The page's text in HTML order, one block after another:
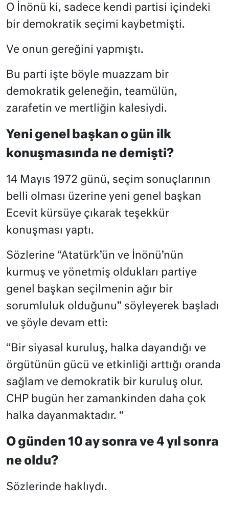
O İnönü ki, sadece kendi partisi içindeki
bir demokratik seçimi kaybetmişti.
Ve onun gereğini yapmıştı.
Bu parti işte böyle muazzam bir
demokratik geleneğin, teamülün,
zarafetin ve mertliğin kalesiydi.
Yeni genel başkan o gün ilk
konuşmasında ne demişti?
14 Mayıs 1972 günü, seçim sonuçlarının
belli olması üzerine yeni genel başkan
Ecevit kürsüye çıkarak teşekkür
konuşması yaptı.
Sözlerine “Atatürk’ün ve İnönü’nün
kurmuş ve yönetmiş oldukları partiye
genel başkan seçilmenin ağır bir
sorumluluk olduğunu” söyleyerek başladı
ve şöyle devam etti:
“Bir siyasal kuruluş, halka dayandığı ve
örgütünün gücü ve etkinliği arttığı oranda
sağlam ve demokratik bir kuruluş olur.
CHP bugün her zamankinden daha çok
halka dayanmaktadır. “
O günden 10 ay sonra ve 4 yıl sonra
ne oldu?
Sözlerinde haklıydı.